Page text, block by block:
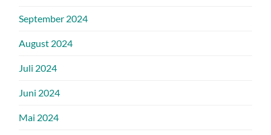
September 2024
August 2024
Juli 2024
Juni 2024
Mai 2024